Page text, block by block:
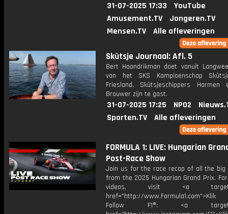
31-07-2025 17:33
YouTube
Amusement.TV
Jongeren.TV
Mensen.TV
Alle afleveringen
Skûtsje Journaal: Afl. 5
Bert Haandrikman doet vanuit
van het SKS Kampioenschap
Friesland. Skûtsjeschippers Harmen
Brouwer zijn te gast.
31-07-2025 17:25 NPO2
Sporten.TV
Alle afleveringen
FORMULA 1: LIVE: Hungarian
Post-Race Show
Join us for the race recap of all the big
from the 2025 Hungarian Grand Prix.
videos, visit <a
href="http://
Follow F1®: <a